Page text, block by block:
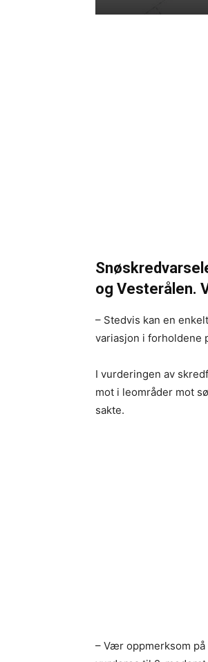
og Vesterålen.
– Stedvis kan en
variasjon i forholdene
I vurderingen av
mot i leområder mot
sakte.
– Vær oppmerksom